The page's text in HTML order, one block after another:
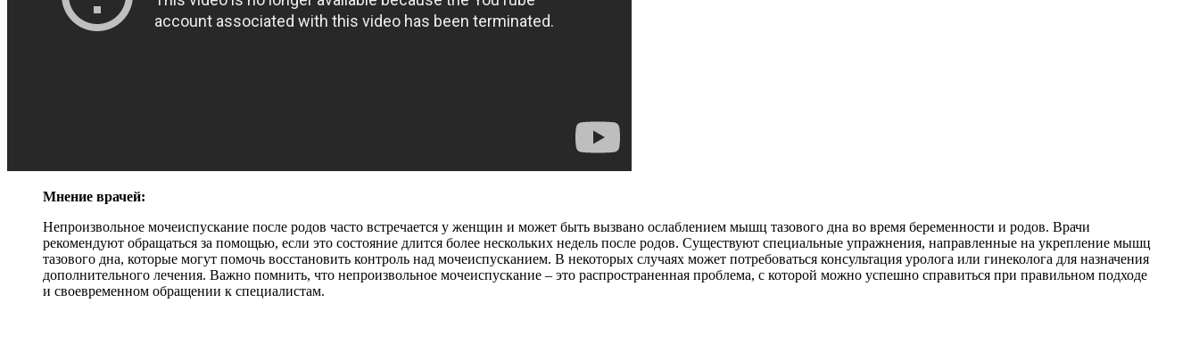
Мнение врачей:
Непроизвольное мочеиспускание после родов часто встречается у женщин и может быть вызвано ослаблением мышц тазового дна во время беременности и родов. Врачи
рекомендуют обращаться за помощью, если это состояние длится более нескольких недель после родов. Существуют специальные упражнения, направленные на укрепление мышц
тазового дна, которые могут помочь восстановить контроль над мочеиспусканием. В некоторых случаях может потребоваться консультация уролога или гинеколога для назначения
дополнительного лечения. Важно помнить, что непроизвольное мочеиспускание – это распространенная проблема, с которой можно успешно справиться при правильном подходе
и своевременном обращении к специалистам.